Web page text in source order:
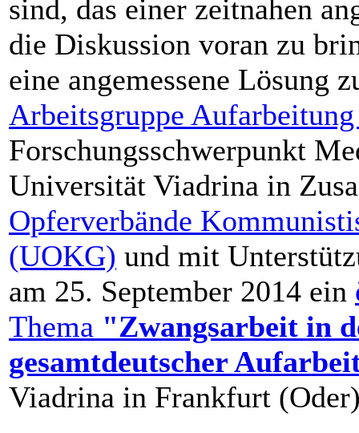
sind, das einer zeitnahen
die Diskussion voran zu
eine angemessene Lösung
Arbeitsgruppe
Forschungsschwerpunkt
Universität Viadrina in
Opferverbände
(UOKG) und mit
am 25. September 2014 ein
Thema "Zwangsarbeit in
gesamtdeutscher
Viadrina in Frankfurt